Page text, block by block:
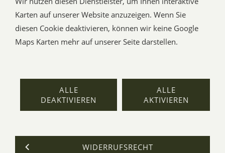
Karten auf unserer Website anzuzeigen. Wenn Sie
diesen Cookie deaktivieren, können wir keine Google
Maps Karten mehr auf unserer Seite darstellen.
ALLE
DEAKTIVIEREN
ALLE
AKTIVIEREN
WIDERRUFSRECHT